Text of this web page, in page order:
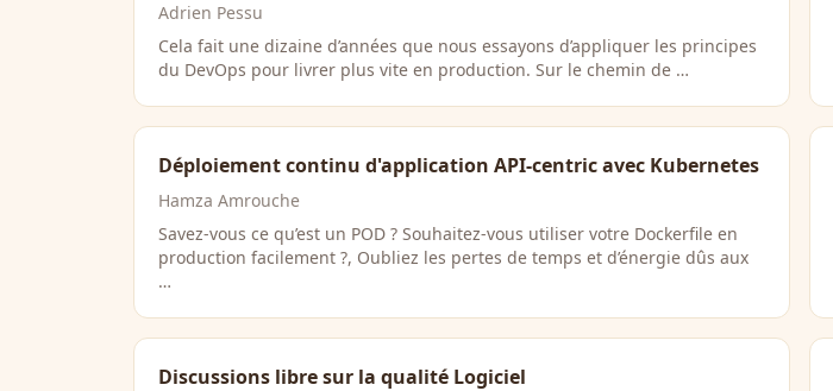
Adrien Pessu
Cela fait une dizaine d’années que nous essayons d’appliquer les principes
du DevOps pour livrer plus vite en production. Sur le chemin de …
Déploiement continu d'application API-centric avec Kubernetes
Hamza Amrouche
Savez-vous ce qu’est un POD ? Souhaitez-vous utiliser votre Dockerfile en
production facilement ?, Oubliez les pertes de temps et d’énergie dûs aux
…
Discussions libre sur la qualité Logiciel